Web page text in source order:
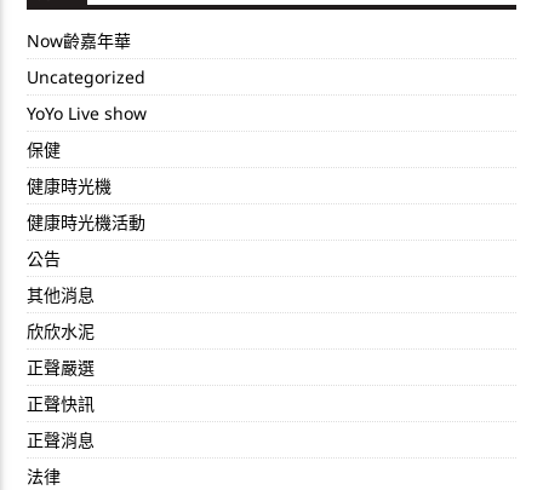
Now齡嘉年華
Uncategorized
YoYo Live show
保健
健康時光機
健康時光機活動
公告
其他消息
欣欣水泥
正聲嚴選
正聲快訊
正聲消息
法律